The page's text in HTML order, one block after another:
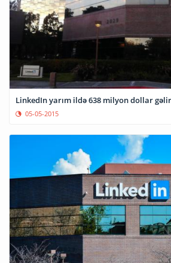
LinkedIn yarım ildə 638 milyon dollar
05-05-2015